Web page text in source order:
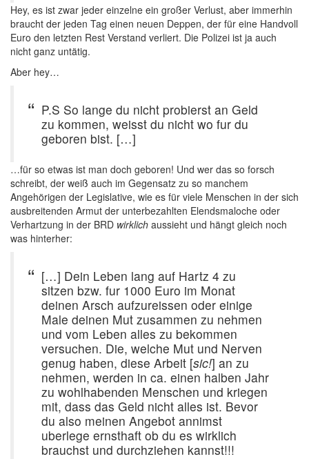
Hey, es ist zwar jeder einzelne ein großer Verlust, aber immerhin
braucht der jeden Tag einen neuen Deppen, der für eine Handvoll
Euro den letzten Rest Verstand verliert. Die Polizei ist ja auch
nicht ganz untätig.
Aber hey…
P.S So lange du nicht probierst an Geld
zu kommen, weisst du nicht wo fur du
geboren bist. […]
…für so etwas ist man doch geboren! Und wer das so forsch
schreibt, der weiß auch im Gegensatz zu so manchem
Angehörigen der Legislative, wie es für viele Menschen in der sich
ausbreitenden Armut der unterbezahlten Elendsmaloche oder
Verhartzung in der BRD wirklich aussieht und hängt gleich noch
was hinterher:
[…] Dein Leben lang auf Hartz 4 zu
sitzen bzw. fur 1000 Euro im Monat
deinen Arsch aufzureissen oder einige
Male deinen Mut zusammen zu nehmen
und vom Leben alles zu bekommen
versuchen. Die, welche Mut und Nerven
genug haben, diese Arbeit [sic!] an zu
nehmen, werden in ca. einen halben Jahr
zu wohlhabenden Menschen und kriegen
mit, dass das Geld nicht alles ist. Bevor
du also meinen Angebot annimst
uberlege ernsthaft ob du es wirklich
brauchst und durchziehen kannst!!!